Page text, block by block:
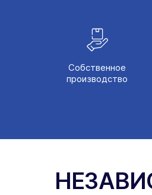
Собственное
производство